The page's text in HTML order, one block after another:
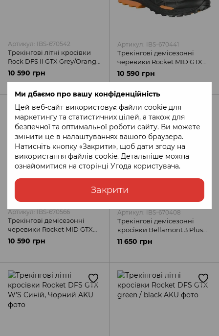
Ми дбаємо про вашу конфіденційність
Цей веб-сайт використовує файли cookie для
маркетингу та статистичних цілей, а також для
безпечної та оптимальної роботи сайту. Ви можете
змінити це в налаштуваннях вашого браузера.
Натисніть кнопку «Закрити», щоб дати згоду на
використання файлів cookie. Детальніше можна
ознайомитися на сторінці Угода користувача.
Закрити
Артикул: IBS-670542
Трекінгові літні кросівки
Rock DFS II GTX Grey/Orange
AKU
10 590 грн
Артикул: IBS-670441
Трекінгові демісезонні
черевики Rocket MID GTX
Black/Orange AKU
10 590 грн
Артикул: IBS-670566
Трекінгові демісезонні
черевики Rocket MID GTX
W’S Cиній, Чорний AKU
10 590 грн
Артикул: IBS-670408
Трекінгові демісезонні
кросівки Bellamont 3 Plus
EVO Dark Brown AKU
11 650 грн